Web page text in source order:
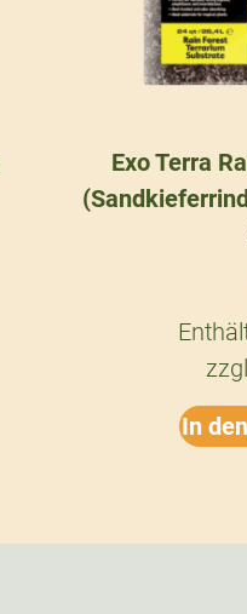
Exo Terra
In